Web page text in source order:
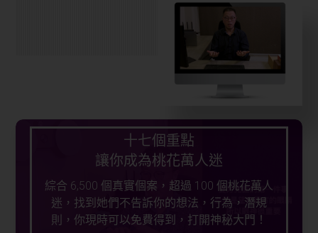
十七個重點
讓你成為桃花萬人迷
綜合 6,500 個真實個案，超過 100 個桃花萬人
迷，找到她們不告訴你的想法，行為，潛規
則，你現時可以免費得到，打開神秘大門！